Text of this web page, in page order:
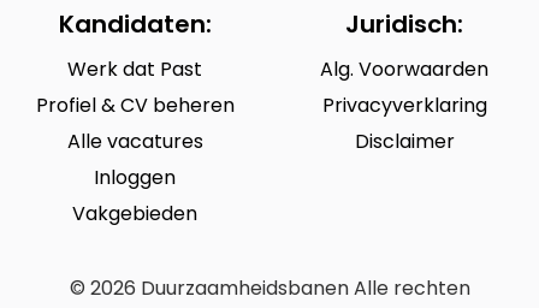
Kandidaten:
Werk dat Past
Profiel & CV beheren
Alle vacatures
Inloggen
Vakgebieden
Juridisch:
Alg. Voorwaarden
Privacyverklaring
Disclaimer
© 2026 Duurzaamheidsbanen Alle rechten